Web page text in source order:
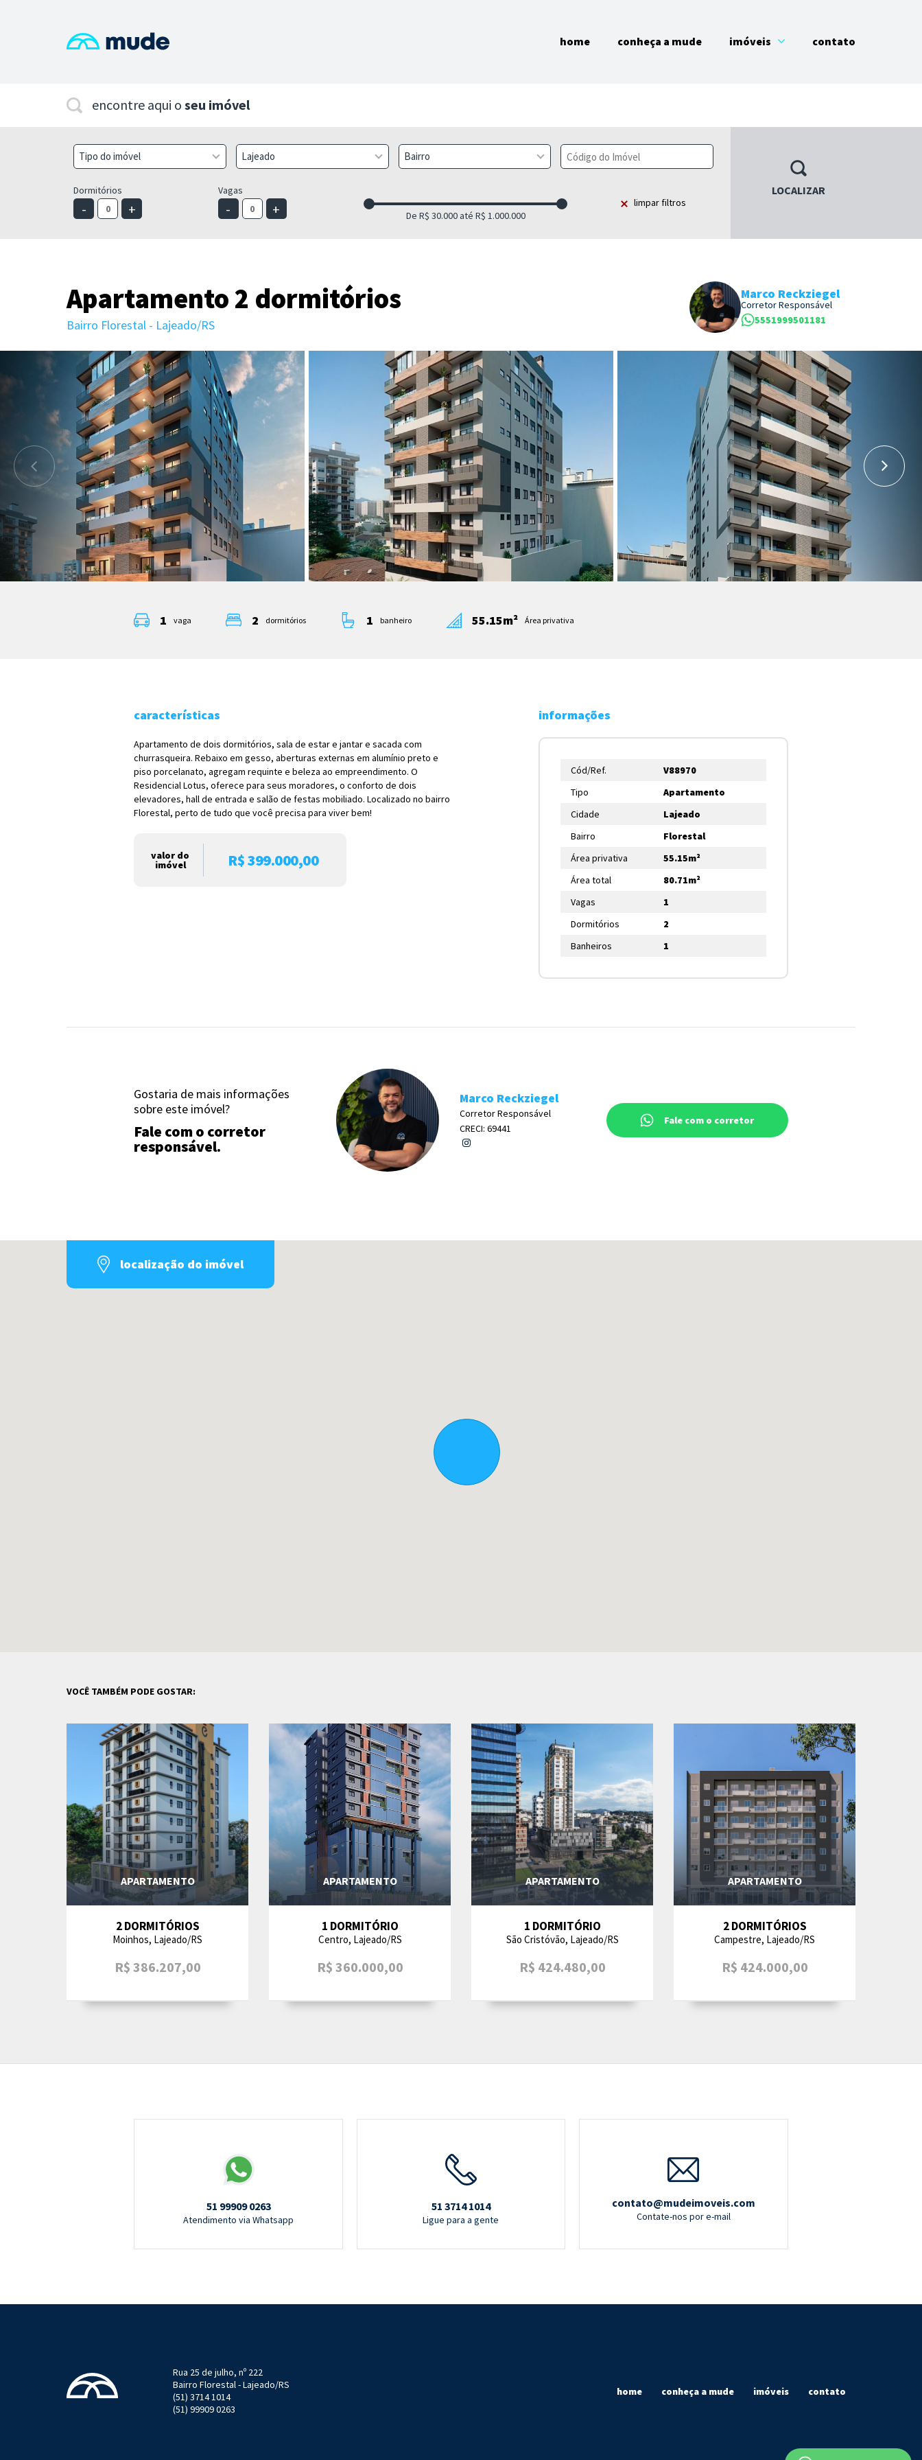
home conheça a mude imóveis contato
encontre aqui o seu imóvel
Tipo do imóvel Lajeado Bairro
Dormitórios
- +
Vagas
- + limpar filtros
LOCALIZAR
Apartamento 2 dormitórios
Bairro Florestal - Lajeado/RS
Marco Reckziegel
Corretor Responsável
5551999501181
1 vaga 2 dormitórios 1 banheiro 55.15m² Área privativa
características
Apartamento de dois dormitórios, sala de estar e jantar e sacada com
churrasqueira. Rebaixo em gesso, aberturas externas em alumínio preto e
piso porcelanato, agregam requinte e beleza ao empreendimento. O
Residencial Lotus, oferece para seus moradores, o conforto de dois
elevadores, hall de entrada e salão de festas mobiliado. Localizado no bairro
Florestal, perto de tudo que você precisa para viver bem!
valor do
imóvel R$ 399.000,00
informações
Cód/Ref.
V88970
Tipo
Apartamento
Cidade
Lajeado
Bairro
Florestal
Área privativa
55.15m²
Área total
80.71m²
Vagas
1
Dormitórios
2
Banheiros
1
Gostaria de mais informações
sobre este imóvel?
Fale com o corretor
responsável.
Marco Reckziegel
Corretor Responsável
CRECI: 69441
Fale com o corretor
localização do imóvel
VOCÊ TAMBÉM PODE GOSTAR:
APARTAMENTO
2 DORMITÓRIOS
Moinhos, Lajeado/RS
R$ 386.207,00
APARTAMENTO
1 DORMITÓRIO
Centro, Lajeado/RS
R$ 360.000,00
APARTAMENTO
1 DORMITÓRIO
São Cristóvão, Lajeado/RS
R$ 424.480,00
APARTAMENTO
2 DORMITÓRIOS
Campestre, Lajeado/RS
R$ 424.000,00
51 99909 0263
Atendimento via Whatsapp
51 3714 1014
Ligue para a gente
contato@mudeimoveis.com
Contate-nos por e-mail
Rua 25 de julho, nº 222
Bairro Florestal - Lajeado/RS
(51) 3714 1014
(51) 99909 0263
home conheça a mude imóveis contato